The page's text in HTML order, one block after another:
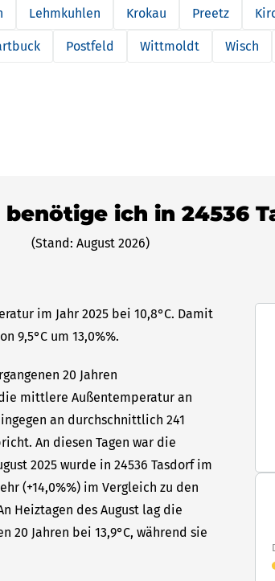
Lehmkuhlen Krokau Preetz
Postfeld Wittmoldt Wisch
ich in 24536
(Stand: August 2026)
im Jahr 2025 bei 10,8°C. Damit
9,5°C um 13,0%%.
20 Jahren
mittlere Außentemperatur an
an durchschnittlich 241
An diesen Tagen war die
2025 wurde in 24536 Tasdorf im
(+14,0%%) im Vergleich zu den
Heiztagen des August lag die
Jahren bei 13,9°C, während sie